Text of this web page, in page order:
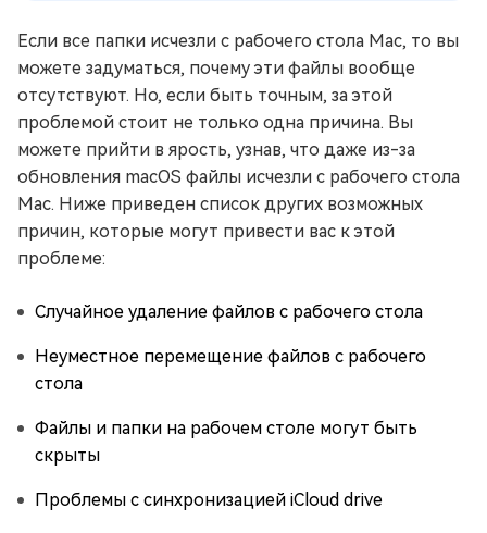
Если все папки исчезли с рабочего стола Mac, то вы
можете задуматься, почему эти файлы вообще
отсутствуют. Но, если быть точным, за этой
проблемой стоит не только одна причина. Вы
можете прийти в ярость, узнав, что даже из-за
обновления macOS файлы исчезли с рабочего стола
Mac. Ниже приведен список других возможных
причин, которые могут привести вас к этой
проблеме:
Случайное удаление файлов с рабочего стола
Неуместное перемещение файлов с рабочего
стола
Файлы и папки на рабочем столе могут быть
скрыты
Проблемы с синхронизацией iCloud drive